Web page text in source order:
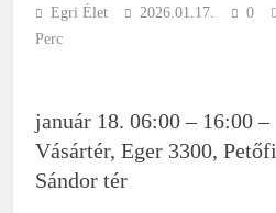
Egri Élet 2026.01.17. 0
Perc
január 18. 06:00 – 16:00 –
Vásártér, Eger 3300, Petőfi
Sándor tér